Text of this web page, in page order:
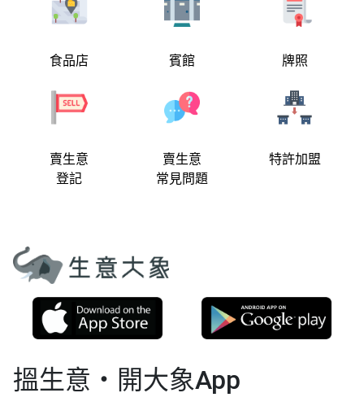
食品店 賓館 牌照
賣生意
登記
賣生意
常見問題
特許加盟
搵生意‧開大象App